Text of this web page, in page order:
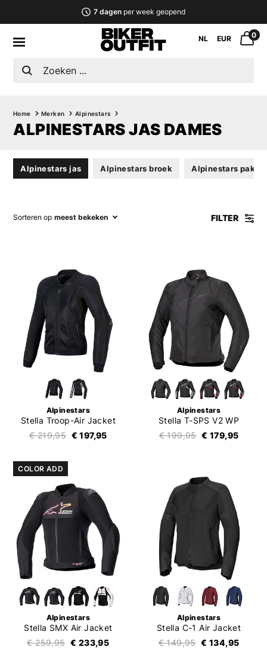
7 dagenper week geopend
NL EUR 0
Home Merken Alpinestars
ALPINESTARS JAS DAMES
Alpinestars jas Alpinestars broek Alpinestars pak
Sorteren op meest bekeken FILTER
Alpinestars
Stella Troop-Air Jacket
€ 219,95 € 197,95
Alpinestars
Stella T-SPS V2 WP
€ 199,95 € 179,95
COLOR ADD
Alpinestars
Stella SMX Air Jacket
€ 259,95 € 233,95
Alpinestars
Stella C-1 Air Jacket
€ 149,95 € 134,95